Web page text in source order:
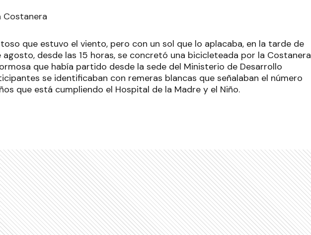
Costanera
que estuvo el viento, pero con un sol que lo aplacaba, en la tarde de
agosto, desde las 15 horas, se concretó una bicicleteada por la Costanera
que había partido desde la sede del Ministerio de Desarrollo
se identificaban con remeras blancas que señalaban el número
que está cumpliendo el Hospital de la Madre y el Niño.